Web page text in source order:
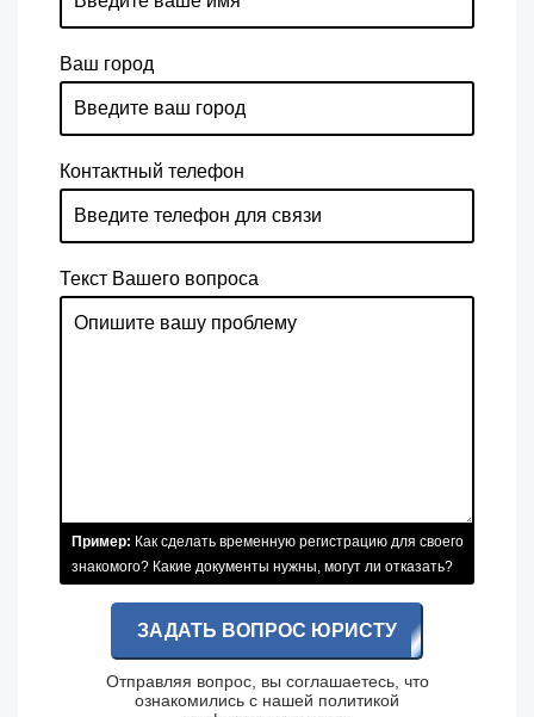
Ваш город
Контактный телефон
Текст Вашего вопроса
Пример: Как сделать временную регистрацию для своего
знакомого? Какие документы нужны, могут ли отказать?
ЗАДАТЬ ВОПРОС ЮРИСТУ
Отправляя вопрос, вы соглашаетесь, что
ознакомились с нашей политикой